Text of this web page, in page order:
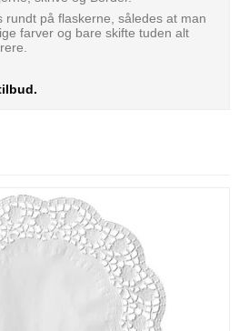
rundt på flaskerne, således at man
farver og bare skifte tuden alt